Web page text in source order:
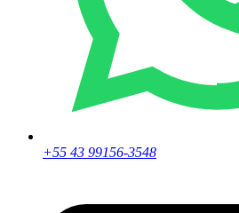
+55 43 99156-3548